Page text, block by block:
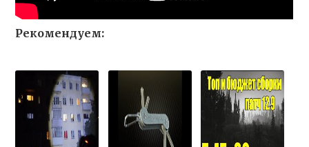
Рекомендуем: